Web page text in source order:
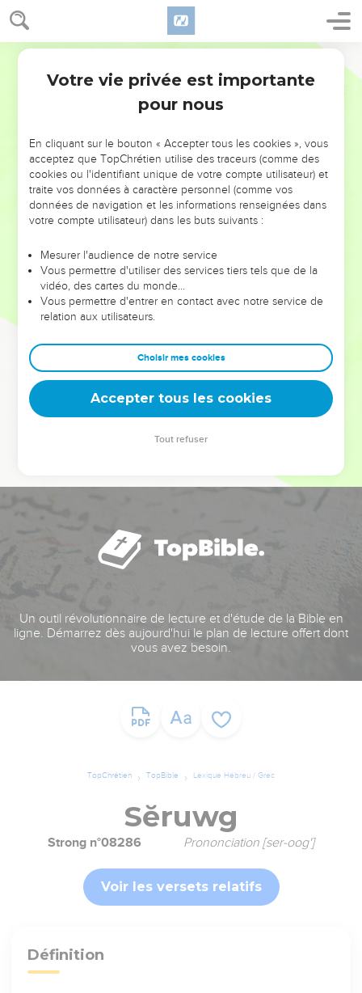
NE MANQUEZ PAS L’ÉVÉNEMENT
DE L’ANNÉE !
ET SI LEURS ERREURS POUVAIENT VOUS ÉVITER LES
VOTRES ?
leur foi ou leur vision. Mais on voit moins les doutes, les erreurs
et les saisons difficiles qu'ils ont traversés, alors même que ce
sont elles qui les ont façonnés.
Dans cette conférence, leaders, entrepreneurs, et responsables
clés pour avancer avec plus de sagesse afin que leurs erreurs
deviennent vos tremplins. Que vous guidiez un ministère, une
équipe, un groupe ou une famille, leur expérience est faite
Un outil révolutionnaire de lecture et d'étude de la Bible en
ligne. Démarrez dès aujourd'hui le plan de lecture offert dont
vous avez besoin.
TopChrétien TopBible Lexique Hébreu / Grec
Sĕruwg
Strong n°08286 Prononciation [ser-oog']
Voir les versets relatifs
Définition
Votre vie privée est importante
pour nous
En cliquant sur le bouton « Accepter tous les cookies », vous
acceptez que TopChrétien utilise des traceurs (comme des
cookies ou l'identifiant unique de votre compte utilisateur) et
traite vos données à caractère personnel (comme vos
données de navigation et les informations renseignées dans
votre compte utilisateur) dans les buts suivants :
Mesurer l'audience de notre service
Vous permettre d'utiliser des services tiers tels que de la
vidéo, des cartes du monde…
Vous permettre d'entrer en contact avec notre service de
relation aux utilisateurs.
Choisir mes cookies
Accepter tous les cookies
Tout refuser